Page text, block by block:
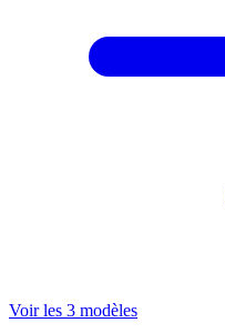
Voir les 3 modèles